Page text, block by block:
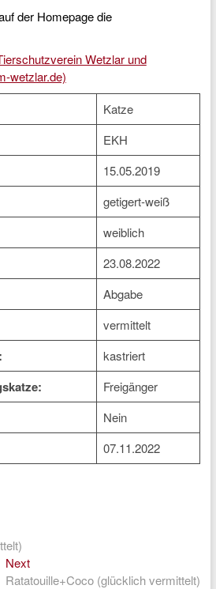
der Homepage die
Wetzlar und
wetzlar.de)
Katze
EKH
15.05.2019
getigert-weiß
weiblich
23.08.2022
Abgabe
vermittelt
kastriert
Freigänger
Nein
07.11.2022
NextNext
post:
Ratatouille+Coco (glücklich vermittelt)